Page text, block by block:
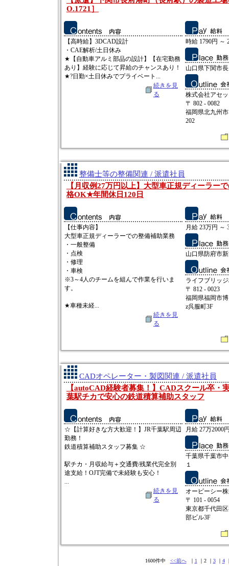
O.1721］
【高時給】3DCAD設計
・CAE解析/土日休み
★【自動車アルミ部品の設計】【在宅勤務
あり】経験に応じて昇給のチャンスあり！
★?日勤×土日休みでプライベート...
続きを見
る
時給 1790円 ～
山口県下関市
株式会社アセ
〒 802 - 0082
福岡県北九州
202
整備士等の整備関連 / 派遣社員
【月収例27万円以上】大型車正規ディーラー
格OK★年間休日120日
【仕事内容】
大型車正規ディーラーでの整備補助業務
・一般整備
・点検
・修理
・車検
※3～4人のチームを組んで作業を行いま
す。
★車種未経...
続きを見
る
月給 23万円 ～
山口県防府市
ライフブリッ
〒 812 - 0023
福岡県福岡市
z呉服町3F
CADオペレーター・製図関連 / 派遣社員
【autoCAD経験者募集！】CADスクール卒・
葉駅チカで安心の鉄道積算補助スタッフ
☆【計算好きな方大歓迎！】JR千葉駅周辺
勤務！
鉄道積算補助スタッフ募集 ☆
駅チカ・月収給与＋交通費/残業代完全別
途支給！OJT完備で未経験も安心！
...
続きを見
る
月給 27万2000
千葉県千葉市
１
オーピーシー
〒 101 - 0054
東京都千代田
部ビル3F
1600件中 <<前へ｜ 1 ｜2 ｜ 3｜ 4